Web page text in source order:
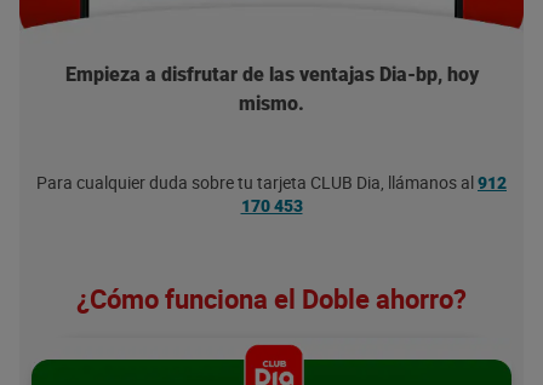
Empieza a disfrutar de las ventajas Dia-bp, hoy
mismo.
Para cualquier duda sobre tu tarjeta CLUB Dia, llámanos al912
170 453
¿Cómo funciona el Doble ahorro?